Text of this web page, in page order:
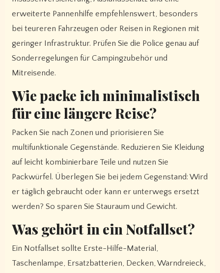
erweiterte Pannenhilfe empfehlenswert, besonders
bei teureren Fahrzeugen oder Reisen in Regionen mit
geringer Infrastruktur. Prüfen Sie die Police genau auf
Sonderregelungen für Campingzubehör und
Mitreisende.
Wie packe ich minimalistisch
für eine längere Reise?
Packen Sie nach Zonen und priorisieren Sie
multifunktionale Gegenstände. Reduzieren Sie Kleidung
auf leicht kombinierbare Teile und nutzen Sie
Packwürfel. Überlegen Sie bei jedem Gegenstand: Wird
er täglich gebraucht oder kann er unterwegs ersetzt
werden? So sparen Sie Stauraum und Gewicht.
Was gehört in ein Notfallset?
Ein Notfallset sollte Erste-Hilfe-Material,
Taschenlampe, Ersatzbatterien, Decken, Warndreieck,